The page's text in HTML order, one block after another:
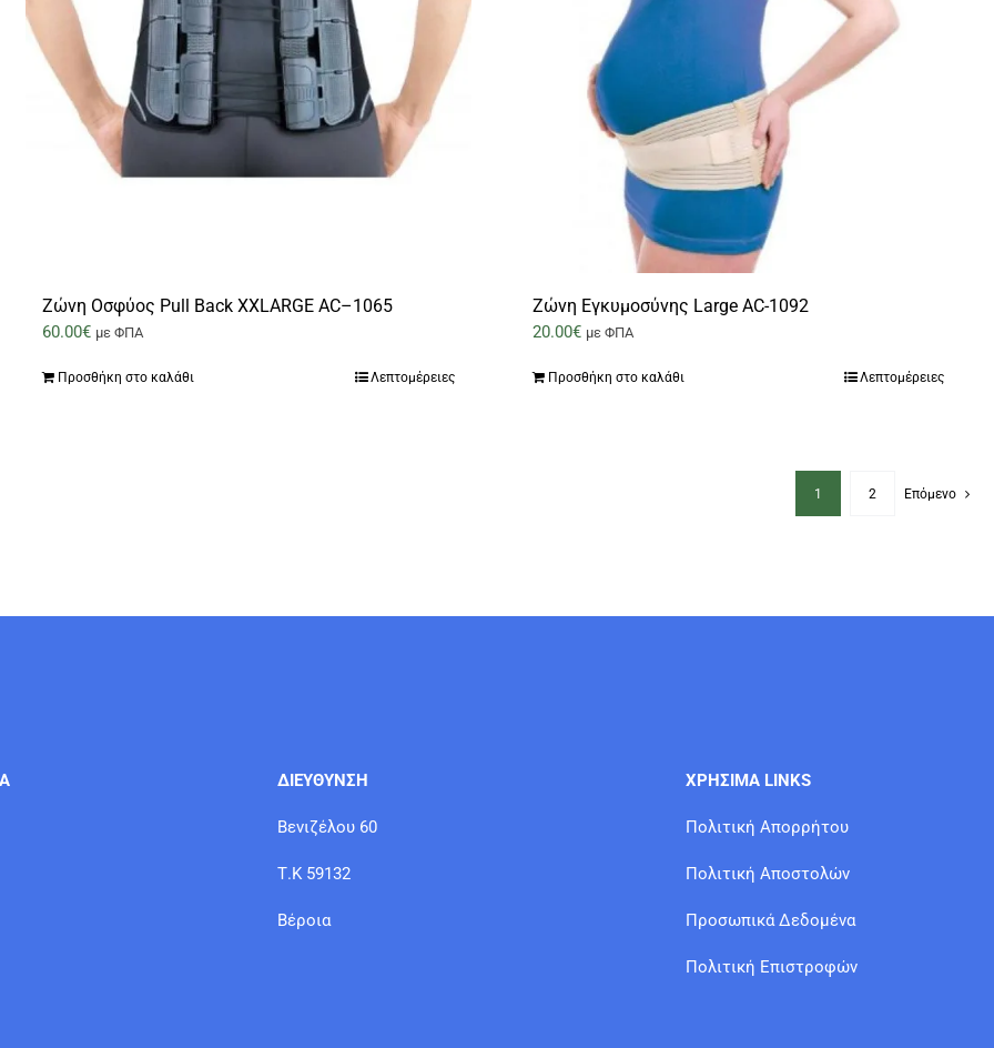
Ζώνη Οσφύος Pull Back XXLARGE AC–1065
60.00€ με ΦΠΑ
Προσθήκη στο καλάθι Λεπτομέρειες
Zώνη Εγκυμοσύνης Large AC-1092
20.00€ με ΦΠΑ
Προσθήκη στο καλάθι Λεπτομέρειες
1 2 Επόμενο
ΔΙΕΥΘΥΝΣΗ
Βενιζέλου 60
Τ.Κ 59132
Βέροια
ΧΡΗΣΙΜΑ LINKS
Πολιτική Απορρήτου
Πολιτική Αποστολών
Προσωπικά Δεδομένα
Πολιτική Επιστροφών